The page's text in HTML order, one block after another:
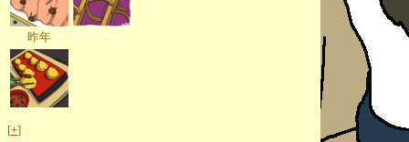
昨年
[+]